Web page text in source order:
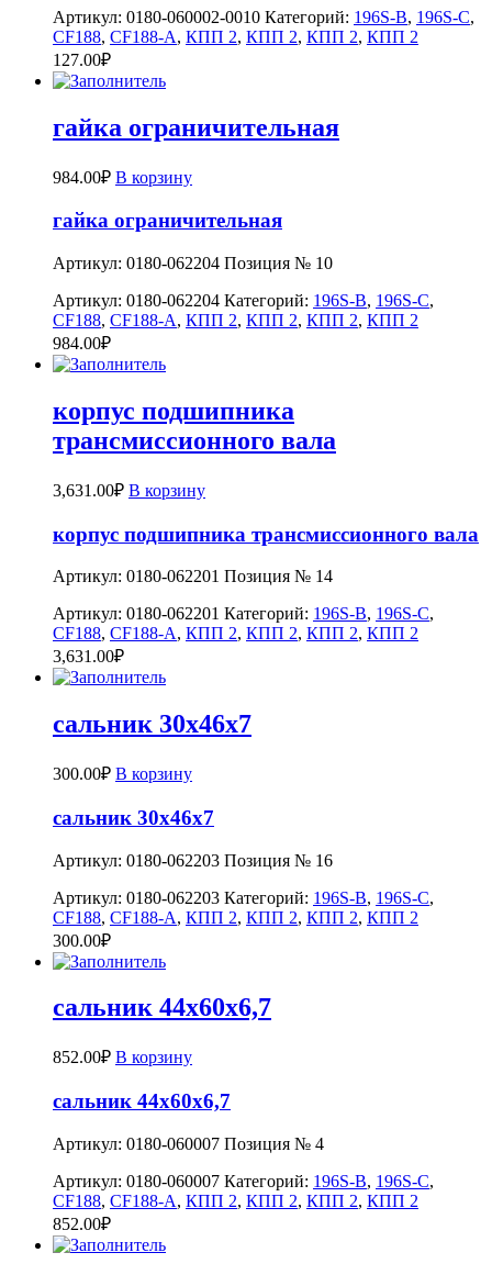
Артикул: 0180-060002-0010 Категорий: 196S-B, 196S-C,
CF188, CF188-A, КПП 2, КПП 2, КПП 2, КПП 2
127.00₽
гайка ограничительная
984.00₽ В корзину
гайка ограничительная
Артикул: 0180-062204 Позиция № 10
Артикул: 0180-062204 Категорий: 196S-B, 196S-C,
CF188, CF188-A, КПП 2, КПП 2, КПП 2, КПП 2
984.00₽
корпус подшипника
трансмиссионного вала
3,631.00₽ В корзину
корпус подшипника трансмиссионного вала
Артикул: 0180-062201 Позиция № 14
Артикул: 0180-062201 Категорий: 196S-B, 196S-C,
CF188, CF188-A, КПП 2, КПП 2, КПП 2, КПП 2
3,631.00₽
сальник 30х46х7
300.00₽ В корзину
сальник 30х46х7
Артикул: 0180-062203 Позиция № 16
Артикул: 0180-062203 Категорий: 196S-B, 196S-C,
CF188, CF188-A, КПП 2, КПП 2, КПП 2, КПП 2
300.00₽
сальник 44х60х6,7
852.00₽ В корзину
сальник 44х60х6,7
Артикул: 0180-060007 Позиция № 4
Артикул: 0180-060007 Категорий: 196S-B, 196S-C,
CF188, CF188-A, КПП 2, КПП 2, КПП 2, КПП 2
852.00₽